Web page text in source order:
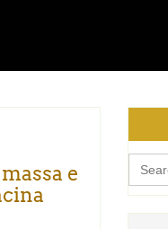
e
Search
for: